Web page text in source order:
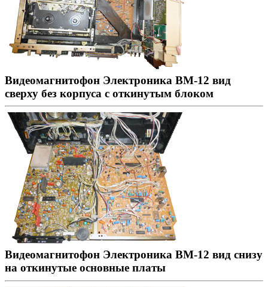
Видеомагнитофон Электроника ВМ-12 вид
сверху без корпуса с откинутым блоком
Видеомагнитофон Электроника ВМ-12 вид снизу
на откинутые основные платы